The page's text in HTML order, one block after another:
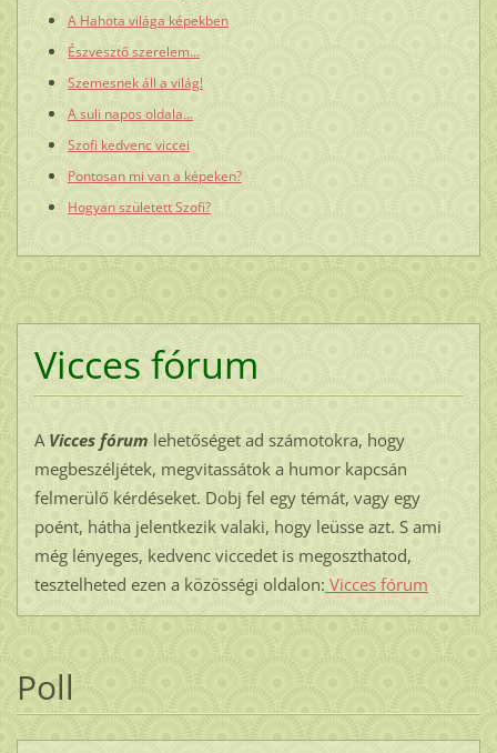
A Hahota világa képekben
Észvesztő szerelem...
Szemesnek áll a világ!
A suli napos oldala...
Szofi kedvenc viccei
Pontosan mi van a képeken?
Hogyan született Szofi?
Vicces fórum
A Vicces fórum lehetőséget ad számotokra, hogy
megbeszéljétek, megvitassátok a humor kapcsán
felmerülő kérdéseket. Dobj fel egy témát, vagy egy
poént, hátha jelentkezik valaki, hogy leüsse azt. S ami
még lényeges, kedvenc viccedet is megoszthatod,
tesztelheted ezen a közösségi oldalon: Vicces fórum
Poll